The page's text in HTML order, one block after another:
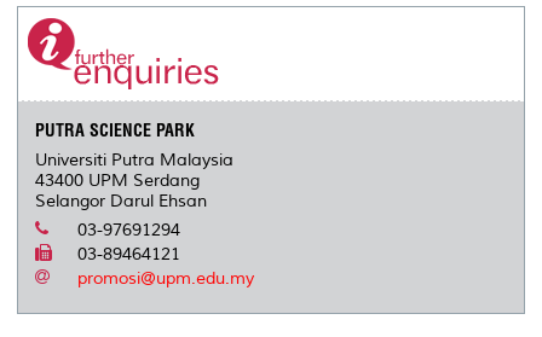
PUTRA SCIENCE PARK
Universiti Putra Malaysia
43400 UPM Serdang
Selangor Darul Ehsan
03-97691294
03-89464121
promosi@upm.edu.my